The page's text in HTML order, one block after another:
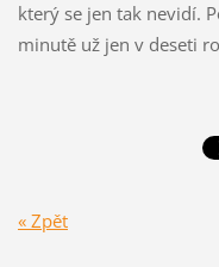
který se jen tak nevidí.
minutě už jen v deseti
« Zpět